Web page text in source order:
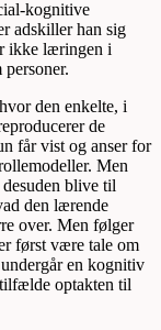
kognitive
adskiller han sig
ikke læringen i
den enkelte, i
de
får vist og anser for
Men
blive til
den lærende
over. Men følger
først være tale om
en kognitiv
optak­ten til